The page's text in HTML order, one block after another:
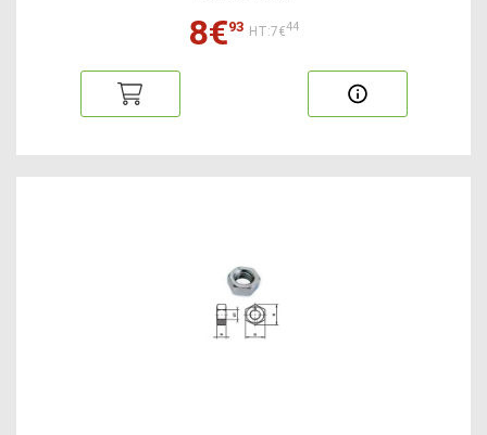
8€93 HT:7€44